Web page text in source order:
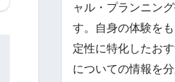
ャル・プランニン
す。自身の体験を
定性に特化したお
についての情報を